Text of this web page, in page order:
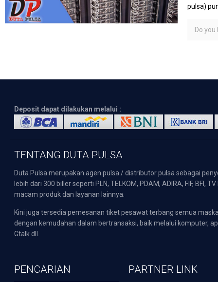
pulsa)
Do you
Deposit dapat dilakukan melalui :
TENTANG DUTA PULSA
Duta Pulsa merupakan agen pulsa / distributor pulsa sebagai
lebih dari 300 biller seperti PLN, TELKOM, PDAM, ADIRA, FIF,
macam produk dan layanan lainnya.
Kini juga tersedia pemesanan tiket pesawat terbang semua
dengan kemudahan dalam bertransaksi, baik melalui komputer,
Gtalk dll.
PENCARIAN PARTNER LINK